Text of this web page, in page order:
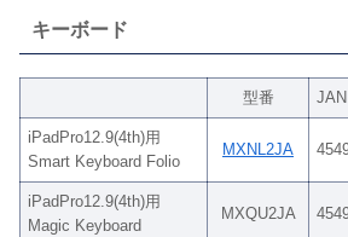
キーボード
型番 JAN
iPadPro12.9(4th)用
Smart Keyboard Folio
MXNL2JA
iPadPro12.9(4th)用
Magic Keyboard
MXQU2JA